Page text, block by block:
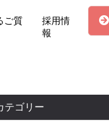
ご質
採用情
報
テゴリー